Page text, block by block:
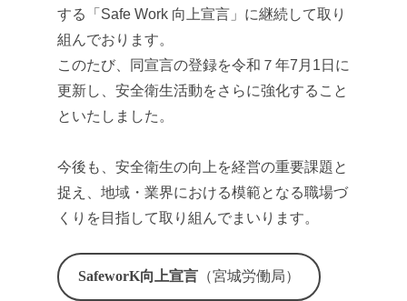
する「Safe Work 向上宣言」に継続して取り
組んでおります。
このたび、同宣言の登録を令和７年7月1日に
更新し、安全衛生活動をさらに強化すること
といたしました。
今後も、安全衛生の向上を経営の重要課題と
捉え、地域・業界における模範となる職場づ
くりを目指して取り組んでまいります。
SafeworK向上宣言 （宮城労働局）